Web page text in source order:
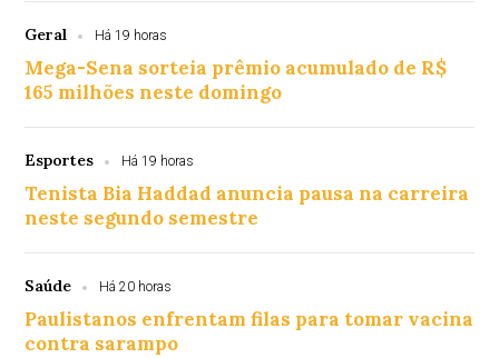
Geral Há 19 horas
Mega-Sena sorteia prêmio acumulado de R$
165 milhões neste domingo
Esportes Há 19 horas
Tenista Bia Haddad anuncia pausa na carreira
neste segundo semestre
Saúde Há 20 horas
Paulistanos enfrentam filas para tomar vacina
contra sarampo